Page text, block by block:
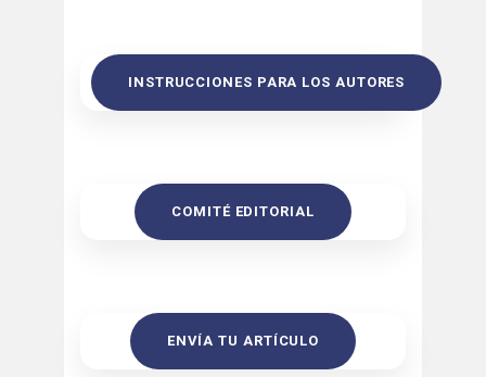
INSTRUCCIONES PARA LOS AUTORES
COMITÉ EDITORIAL
ENVÍA TU ARTÍCULO